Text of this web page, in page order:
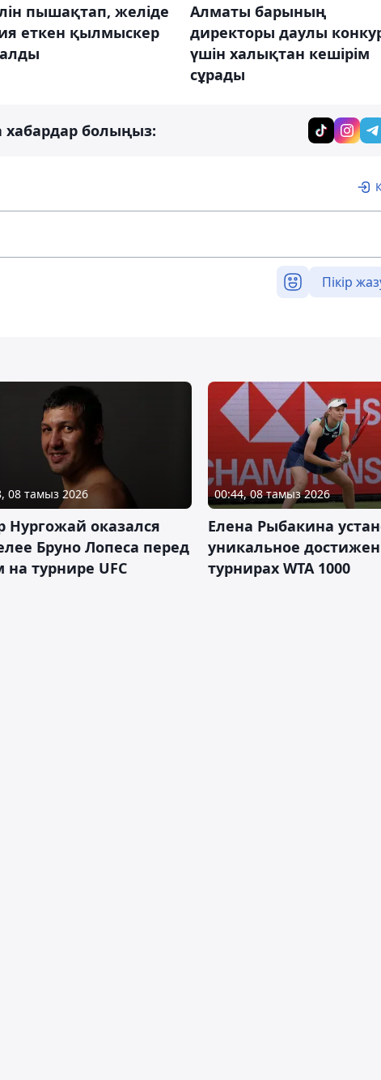
пышақтап, желіде
еткен қылмыскер
Алматы барының
директоры даулы
үшін халықтан кешірім
сұрады
болыңыз:
Пікір
08 тамыз 2026
Нургожай оказался
Бруно Лопеса перед
на турнире UFC
00:44, 08 тамыз 2026
Елена Рыбакина
уникальное
турнирах WTA 1000